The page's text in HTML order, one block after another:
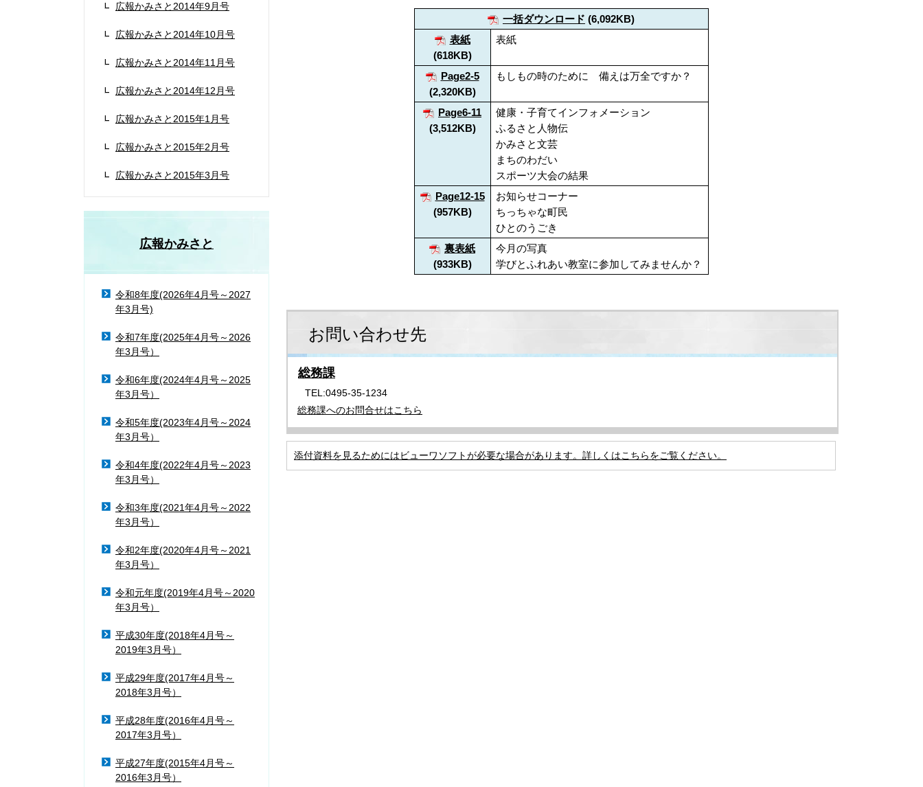
広報かみさと2014年9月号
広報かみさと2014年10月号
広報かみさと2014年11月号
広報かみさと2014年12月号
広報かみさと2015年1月号
広報かみさと2015年2月号
広報かみさと2015年3月号
広報かみさと
令和8年度(2026年4月号～2027
年3月号)
令和7年度(2025年4月号～2026
年3月号）
令和6年度(2024年4月号～2025
年3月号）
令和5年度(2023年4月号～2024
年3月号）
令和4年度(2022年4月号～2023
年3月号）
令和3年度(2021年4月号～2022
年3月号）
令和2年度(2020年4月号～2021
年3月号）
令和元年度(2019年4月号～2020
年3月号）
平成30年度(2018年4月号～
2019年3月号）
平成29年度(2017年4月号～
2018年3月号）
平成28年度(2016年4月号～
2017年3月号）
平成27年度(2015年4月号～
2016年3月号）
一括ダウンロード (6,092KB)
表紙
(618KB)
表紙
Page2-5
(2,320KB)
もしもの時のために 備えは万全ですか？
Page6-11
(3,512KB)
健康・子育てインフォメーション
ふるさと人物伝
かみさと文芸
まちのわだい
スポーツ大会の結果
Page12-15
(957KB)
お知らせコーナー
ちっちゃな町民
ひとのうごき
裏表紙
(933KB)
今月の写真
学びとふれあい教室に参加してみませんか？
お問い合わせ先
総務課
TEL:0495-35-1234
総務課へのお問合せはこちら
添付資料を見るためにはビューワソフトが必要な場合があります。詳しくはこちらをご覧ください。